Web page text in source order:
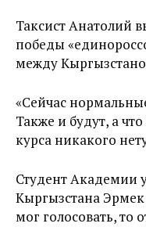
Таксист Анатолий
победы
между
«Сейчас
Также и будут, а
курса никакого
Студент Академии
Кыргызстана Эрмек
мог голосовать, то